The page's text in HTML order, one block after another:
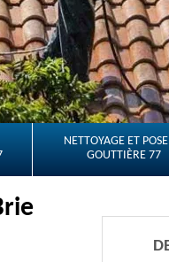
NETTOYAGE ET
GOUTTIÈRE 77